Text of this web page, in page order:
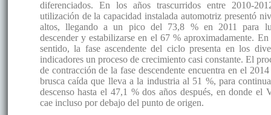
diferenciados. En los años trascurridos entre 2010-
utilización de la capacidad instalada automotriz presentó
altos, llegando a un pico del 73,8 % en 2011 para
descender y estabilizarse en el 67 % aproximadamente. En
sentido, la fase ascendente del ciclo presenta en los
indicadores un proceso de crecimiento casi constante. El
de contracción de la fase descendente encuentra en el
brusca caída que lleva a la industria al 51 %, para
descenso hasta el 47,1 % dos años después, en donde el
cae incluso por debajo del punto de origen.